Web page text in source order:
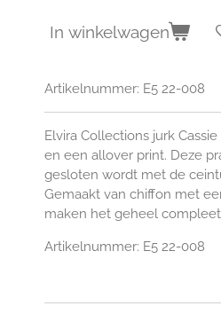
In winkelwagen
Artikelnummer: E5 22-008
Elvira Collections jurk
en een allover print. Deze
gesloten wordt met de
Gemaakt van chiffon met
maken het geheel
Artikelnummer: E5 22-008